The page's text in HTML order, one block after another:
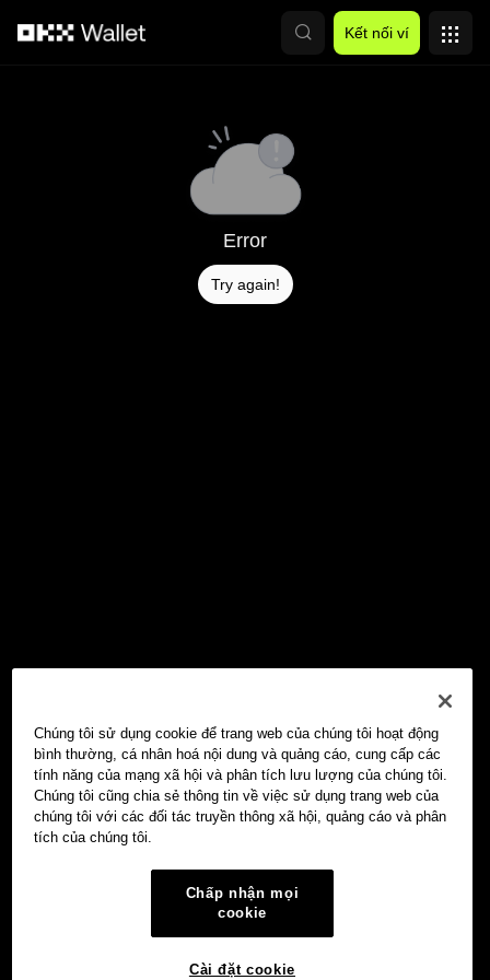
Kết nối ví
Error
Try again!
Chúng tôi sử dụng cookie để trang web của chúng tôi hoạt động
bình thường, cá nhân hoá nội dung và quảng cáo, cung cấp các
tính năng của mạng xã hội và phân tích lưu lượng của chúng tôi.
Chúng tôi cũng chia sẻ thông tin về việc sử dụng trang web của
chúng tôi với các đối tác truyền thông xã hội, quảng cáo và phân
tích của chúng tôi.
Chấp nhận mọi
cookie
Cài đặt cookie